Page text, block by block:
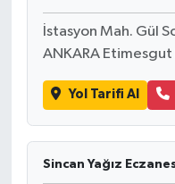
İstasyon Mah. Gül
ANKARA
Yol Tarifi Al
Sincan Yağız